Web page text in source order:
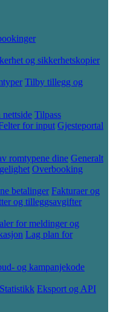
og sikkerhetskopier
Tilby tillegg og
nettside Tilpass
for input Gjesteportal
romtypene dine Generalt
Overbooking
betalinger Fakturaer og
og tilleggsavgifter
for meldinger og
Lag plan for
og kampanjekode
Statistikk Eksport og API